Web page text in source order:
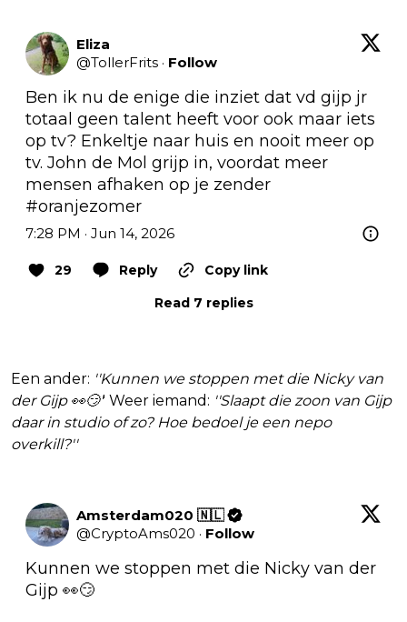
Eliza
@TollerFrits · Follow
Ben ik nu de enige die inziet dat vd gijp jr
totaal geen talent heeft voor ook maar iets
op tv? Enkeltje naar huis en nooit meer op
tv. John de Mol grijp in, voordat meer
#oranjezomer
7:28 PM · Jun 14, 2026
29 Reply
Copy link
Read 7 replies
Een ander: ''Kunnen we stoppen met die Nicky van
der Gijp 👀😏'' Weer iemand: ''Slaapt die zoon van Gijp
daar in studio of zo? Hoe bedoel je een nepo
overkill?''
Amsterdam020 🇳🇱
@CryptoAms020 · Follow
Kunnen we stoppen met die Nicky van der
Gijp 👀😏